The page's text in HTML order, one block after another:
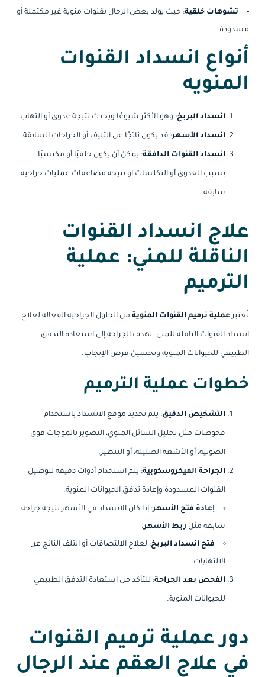
تشوهات خلقية: حيث يولد بعض الرجال بقنوات منوية غير مكتملة أو
مسدودة.
أنواع انسداد القنوات
المنويه
انسداد البربخ: وهو الأكثر شيوعًا ويحدث نتيجة عدوى أو التهاب.
انسداد الأسهر: قد يكون ناتجًا عن التليف أو الجراحات السابقة.
انسداد القنوات الدافقة: يمكن أن يكون خلقيًا أو مكتسبًا
بسبب العدوى أو التكلسات او نتيجة مضاعفات عمليات جراحية
سابقة.
علاج انسداد القنوات
الناقلة للمني: عملية
الترميم
تُعتبرعملية ترميم القنوات المنويةمن الحلول الجراحية الفعالة لعلاج
انسداد القنوات الناقلة للمني. تهدف الجراحة إلى استعادة التدفق
الطبيعي للحيوانات المنوية وتحسين فرص الإنجاب.
خطوات عملية الترميم
التشخيص الدقيق: يتم تحديد موقع الانسداد باستخدام
فحوصات مثل تحليل السائل المنوي، التصوير بالموجات فوق
الصوتية، أو الأشعة الضليلة، أو التنظير.
الجراحة الميكروسكوبية: يتم استخدام أدوات دقيقة لتوصيل
القنوات المسدودة وإعادة تدفق الحيوانات المنوية.
إعادة فتح الأسهر: إذا كان الانسداد في الأسهر نتيجة جراحة
سابقة مثل ربط الأسهر.
فتح انسداد البربخ: لعلاج الالتصاقات أو التلف الناتج عن
الالتهابات.
الفحص بعد الجراحة: للتأكد من استعادة التدفق الطبيعي
للحيوانات المنوية.
دور عملية ترميم القنوات
في علاج العقم عند الرجال